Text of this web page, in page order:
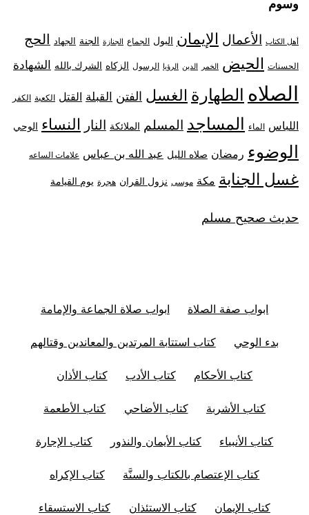
وسوم
أهل الكتاب الأعمال الإيمان البول الجماع الجنازة الجنة الجهاد الحج
الحسنات الحيض الخمر الدين الرؤيا الرسول الزكاه الشرك بالله الشهادة
الصلاه الطهارة الغسل الفتن القبلة القتل الكعبة الكفر
اللباس الماء المساجد المسلم الملائكة النار النساء الوحي
الوضوء رمضان صلاه الليل عبد الله بن عباس علامات الساعه
غسل الجنابة مكة موسى نزول القران هجرة يوم القيامة
حديث صحيح مسلم
ابواب صفة الصلاة ابواب صلاة الجماعة والإمامة
بدء الوحي كتاب استتابة المرتدين والمعاندين وقتالهم
كتاب الأحكام كتاب الأدب كتاب الأذان
كتاب الأشربة كتاب الأضاحي كتاب الأطعمة
كتاب الأنبياء كتاب الأيمان والنذور كتاب الإجارة
كتاب الإعتصام بالكتاب والسنَّة كتاب الإكراه
كتاب الإيمان كتاب الاستئذان كتاب الاستسقاء